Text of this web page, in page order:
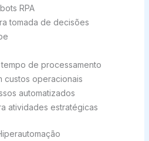
RPA
tomada de decisões
de processamento
custos operacionais
automatizados
atividades estratégicas